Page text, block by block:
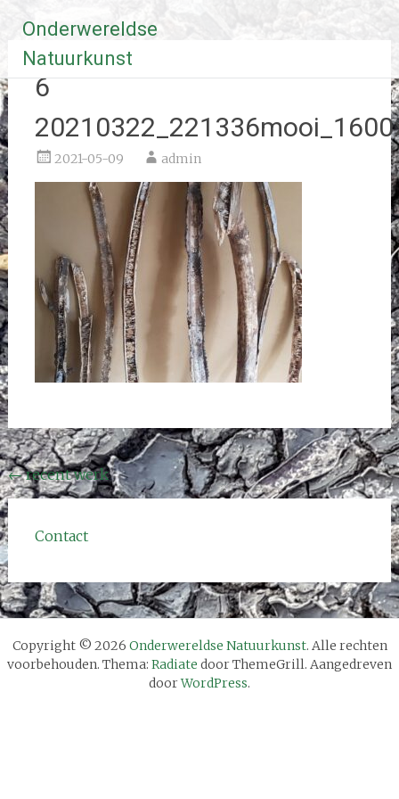
naar
inhoud
Onderwereldse
Natuurkunst
6
2021-05-09 admin
Bericht
navigatie
←recent werk
Contact
Copyright © 2026 Onderwereldse Natuurkunst. Alle rechten
voorbehouden. Thema: Radiate door ThemeGrill. Aangedreven
doorWordPress.